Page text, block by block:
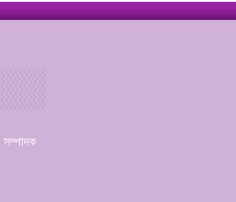
সম্পাদক